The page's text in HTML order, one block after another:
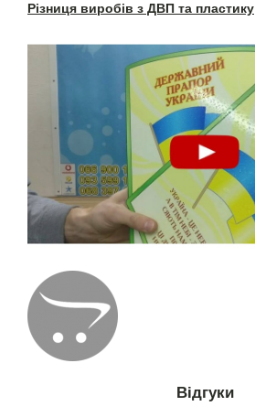
Різниця виробів з ДВП та пластику
Відгуки